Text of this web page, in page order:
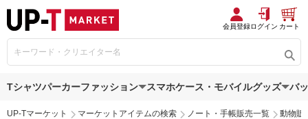
会員登録ログイン カート
Tシャツパーカーファッション スマホケース・モバイルグッズ バ
UP-Tマーケット マーケットアイテムの検索 ノート・手帳販売一覧 動物販